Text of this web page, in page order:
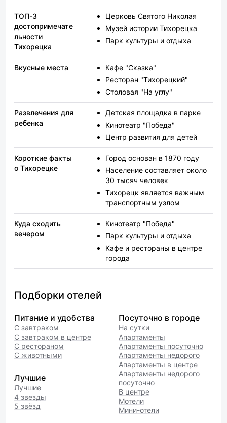
ТОП-3
достопримечате
льности
Тихорецка
Церковь Святого Николая
Музей истории Тихорецка
Парк культуры и отдыха
Вкусные места
Кафе "Сказка"
Ресторан "Тихорецкий"
Столовая "На углу"
Развлечения для
ребенка
Детская площадка в парке
Кинотеатр "Победа"
Центр развития для детей
Короткие факты
о Тихорецке
Город основан в 1870 году
Население составляет около
30 тысяч человек
Тихорецк является важным
транспортным узлом
Куда сходить
вечером
Кинотеатр "Победа"
Парк культуры и отдыха
Кафе и рестораны в центре
города
Подборки отелей
Питание и удобства
С завтраком
С завтраком в центре
С рестораном
С животными
Лучшие
Лучшие
4 звезды
5 звёзд
Посуточно в городе
На сутки
Апартаменты
Апартаменты посуточно
Апартаменты недорого
Апартаменты в центре
Апартаменты недорого
посуточно
В центре
Мотели
Мини-отели